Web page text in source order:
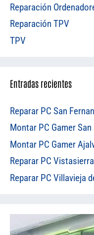
Reparación
Reparación TPV
TPV
Entradas recientes
Reparar PC San
Montar PC Gamer
Montar PC Gamer
Reparar PC Vistasierra
Reparar PC Villavieja